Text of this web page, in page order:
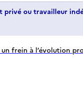
privé ou travailleur
frein à l’évolution